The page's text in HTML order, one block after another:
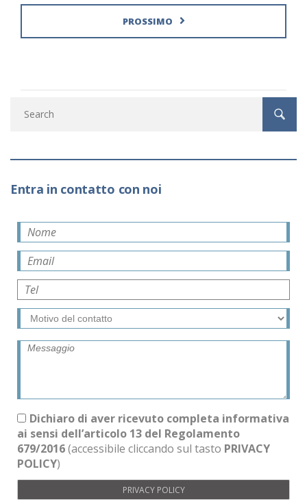
PROSSIMO
Entra in contatto con noi
Dichiaro di aver ricevuto completa informativa
ai sensi dell’articolo 13 del Regolamento
679/2016(accessibile cliccando sul tasto PRIVACY
POLICY)
PRIVACY POLICY